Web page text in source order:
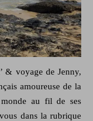
& voyage de Jenny,
amoureuse de la
au fil de ses
dans la rubrique